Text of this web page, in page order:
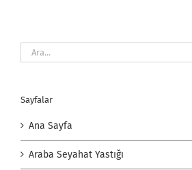
Ara:
Sayfalar
Ana Sayfa
Araba Seyahat Yastığı